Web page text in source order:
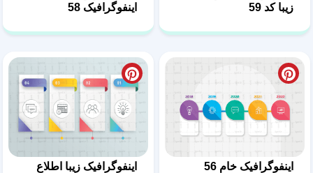
زیبا کد 59
اینفوگرافیک 58
اینفوگرافیک خام 56
اینفوگرافیک زیبا اطلاع